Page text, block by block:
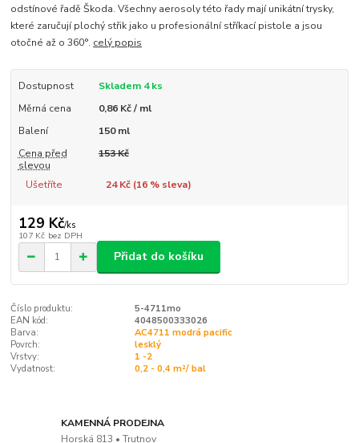
odstínové řadě Škoda. Všechny aerosoly této řady mají unikátní trysky,
které zaručují plochý střik jako u profesionální stříkací pistole a jsou
otočné až o 360°. celý popis
Dostupnost
Skladem 4 ks
Měrná cena
0,86 Kč / ml
Balení
150 ml
Cena před
slevou
153 Kč
Ušetříte 24 Kč (16% sleva)
129 Kč/ks
107 Kč bez DPH
Přidat do košíku
Číslo produktu:
5-4711mo
EAN kód:
4048500333026
Barva:
AC4711 modrá pacific
Povrch:
lesklý
Vrstvy:
1 -2
Vydatnost:
0,2 - 0,4 m²/ bal
KAMENNÁ PRODEJNA
Horská 813 • Trutnov